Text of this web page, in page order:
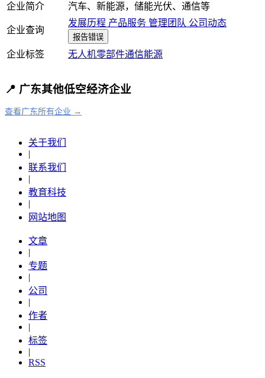
企业简介
汽车、新能源，储能光伏、通信等
企业查询
发展历程 产品服务 管理团队 公司动态
报告错误
企业标签 无人机零部件通信能源
📍 广东其他低空经济企业
查看广东所有企业 →
关于我们
|
联系我们
|
教育科技
|
网站地图
文章
|
专题
|
公司
|
作者
|
标签
|
RSS